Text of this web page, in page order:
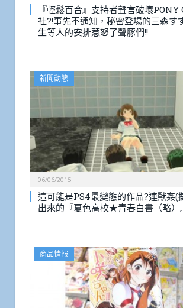
『輕鬆百合』支持者聲言破壞
社?!事先不通知，秘密登場的三森す
生等人的安排惹怒了聲豚們!!
新聞動態
06/06/2015
這可能是PS4最變態的作品?連獸姦(
出來的『夏色高校★青春白書（略）』
商品情報